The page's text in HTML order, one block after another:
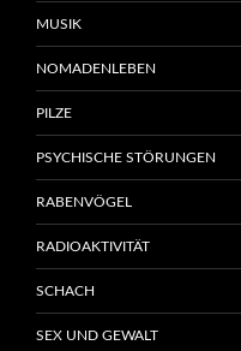
MUSIK
NOMADENLEBEN
PILZE
PSYCHISCHE STÖRUNGEN
RABENVÖGEL
RADIOAKTIVITÄT
SCHACH
SEX UND GEWALT